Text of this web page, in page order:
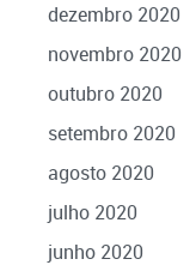
dezembro 2020
novembro 2020
outubro 2020
setembro 2020
agosto 2020
julho 2020
junho 2020